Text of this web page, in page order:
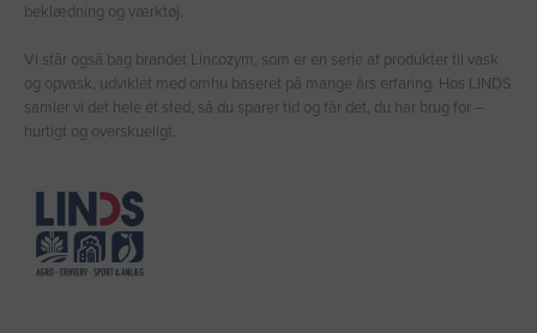
beklædning og værktøj.
Vi står også bag brandet Lincozym, som er en serie af produkter til vask
og opvask, udviklet med omhu baseret på mange års erfaring. Hos LINDS
samler vi det hele ét sted, så du sparer tid og får det, du har brug for –
hurtigt og overskueligt.